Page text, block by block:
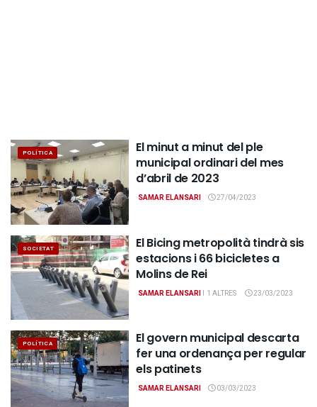
POLÍTICA
El minut a minut del ple
municipal ordinari del mes
d’abril de 2023
SAMAR ELANSARI 27/04/2023
SOCIETAT
El Bicing metropolità tindrà sis
estacions i 66 bicicletes a
Molins de Rei
SAMAR ELANSARI I 1 ALTRES 23/03/2023
POLÍTICA
El govern municipal descarta
fer una ordenança per regular
els patinets
SAMAR ELANSARI 03/03/2023